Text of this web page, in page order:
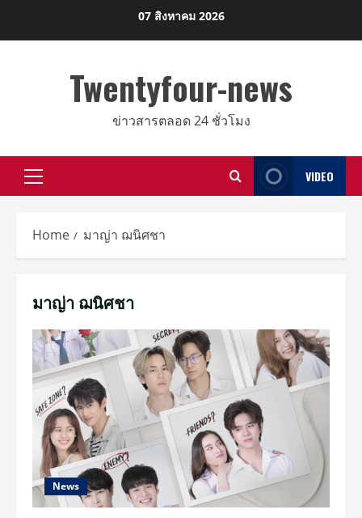
07 สิงหาคม 2026
Twentyfour-news
ข่าวสารตลอด 24 ชั่วโมง
Primary
VIDEO
Home มาญ่า ฌนิศชา
มาญ่า ฌนิศชา
News